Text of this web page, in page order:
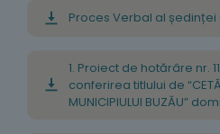
Proces Verbal al
1. Proiect de hotărâre nr.
conferirea titlului de
MUNICIPIULUI BUZĂU”